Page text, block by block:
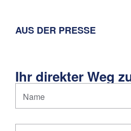
AUS DER PRESSE
Ihr direkter Weg
Name